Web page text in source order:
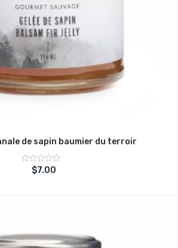
de sapin baumier du terroir
Note
sur
$7.00